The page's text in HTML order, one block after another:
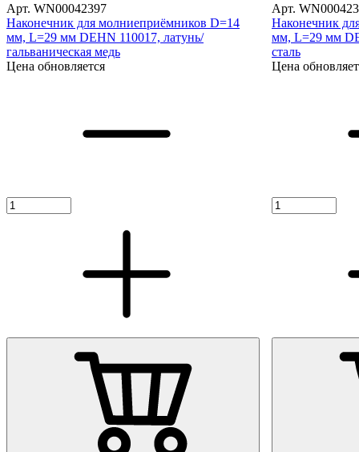
Арт. WN00042397
Наконечник для молниеприёмников D=14
мм, L=29 мм DEHN 110017, латунь/
гальваническая медь
Цена обновляется
Арт.
Наконечник
мм, L=29 мм
сталь
Цена